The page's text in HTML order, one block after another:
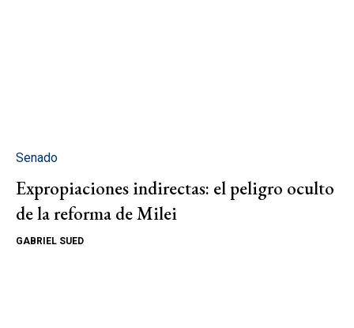
Senado
Expropiaciones indirectas: el peligro oculto
de la reforma de Milei
GABRIEL SUED